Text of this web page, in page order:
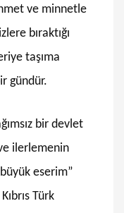
ve minnetle
bıraktığı
taşıma
gündür.
bir devlet
ilerlemenin
eserim”
Türk